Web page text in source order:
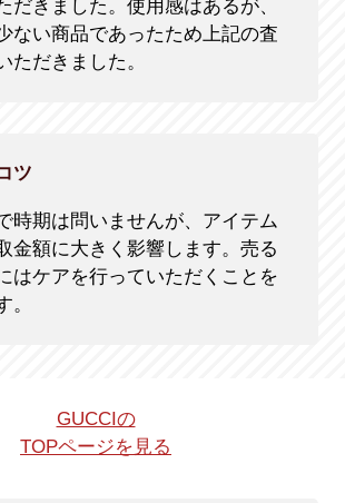
だきました。使用感はあるが、
ない商品であったため上記の査
ただきました。
ツ
時期は問いませんが、アイテム
金額に大きく影響します。売る
はケアを行っていただくことを
。
GUCCIの
TOPページを見る